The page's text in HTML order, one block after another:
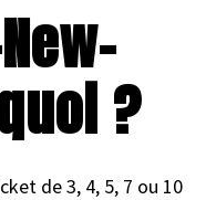
?
de 3, 4, 5, 7 ou 10